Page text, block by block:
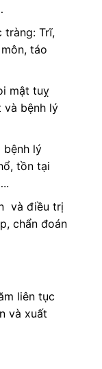
tràng: Trĩ,
táo
mật tuỵ
và bệnh lý
bệnh lý
tồn tại
và điều trị
chẩn đoán
liên tục
và xuất